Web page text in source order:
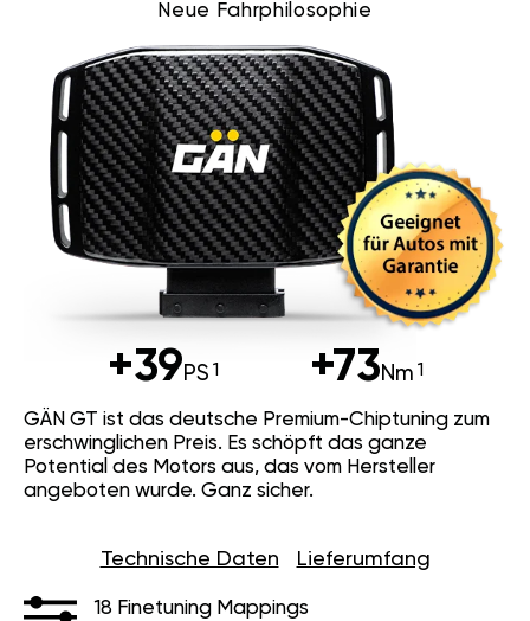
Neue Fahrphilosophie
+39PS +73Nm
GÄN GT ist das deutsche Premium-Chiptuning zum
erschwinglichen Preis. Es schöpft das ganze
Potential des Motors aus, das vom Hersteller
angeboten wurde. Ganz sicher.
Technische Daten Lieferumfang
18 Finetuning Mappings